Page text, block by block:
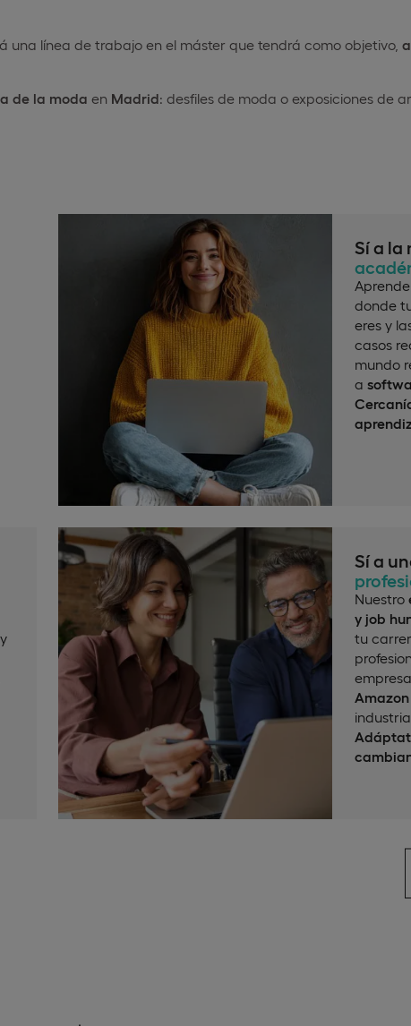
una línea de trabajo en el máster que tendrá como objetivo,
de la moda en Madrid: desfiles de moda o exposiciones de
Sí a la
donde
eres y
casos
mundo
a
Sí a
Nuestro
y job
tu